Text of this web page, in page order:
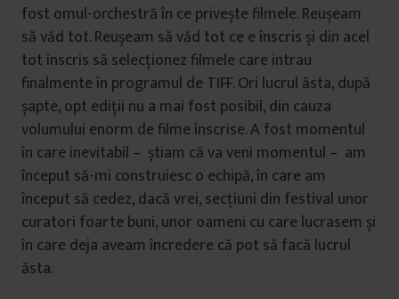
fost omul-orchestră în ce privește filmele. Reușeam
să văd tot. Reușeam să văd tot ce e înscris și din acel
tot înscris să selecționez filmele care intrau
finalmente în programul de TIFF. Ori lucrul ăsta, după
șapte, opt ediții nu a mai fost posibil, din cauza
volumului enorm de filme înscrise. A fost momentul
în care inevitabil – știam că va veni momentul – am
început să-mi construiesc o echipă, în care am
început să cedez, dacă vrei, secțiuni din festival unor
curatori foarte buni, unor oameni cu care lucrasem și
în care deja aveam încredere că pot să facă lucrul
ăsta.